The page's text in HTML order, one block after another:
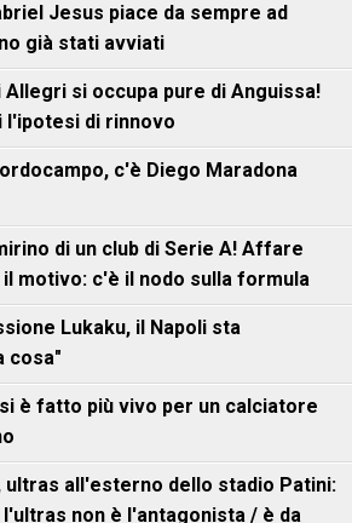
Jesus piace da sempre ad
già stati avviati
Allegri si occupa pure di Anguissa!
l'ipotesi di rinnovo
c'è Diego Maradona
di un club di Serie A! Affare
motivo: c'è il nodo sulla formula
Lukaku, il Napoli sta
cosa"
si è fatto più vivo per un calciatore
ultras all'esterno dello stadio Patini:
l'ultras non è l'antagonista / è da